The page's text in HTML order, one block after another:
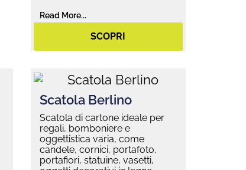
Read More...
SCOPRI
Scatola Berlino
Scatola di cartone ideale per
regali, bomboniere e
oggettistica varia, come
candele, cornici, portafoto,
portafiori, statuine, vasetti,